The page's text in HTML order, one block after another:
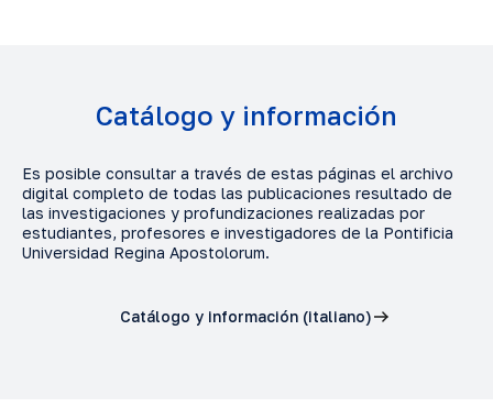
Catálogo y información
Es posible consultar a través de estas páginas el archivo
digital completo de todas las publicaciones resultado de
las investigaciones y profundizaciones realizadas por
estudiantes, profesores e investigadores de la Pontificia
Universidad Regina Apostolorum.
Catálogo y información (italiano)